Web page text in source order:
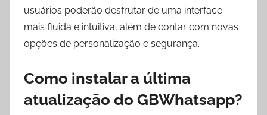
usuários poderão desfrutar de uma interface
mais fluida e intuitiva, além de contar com novas
opções de personalização e segurança.
Como instalar a última
atualização do GBWhatsapp?